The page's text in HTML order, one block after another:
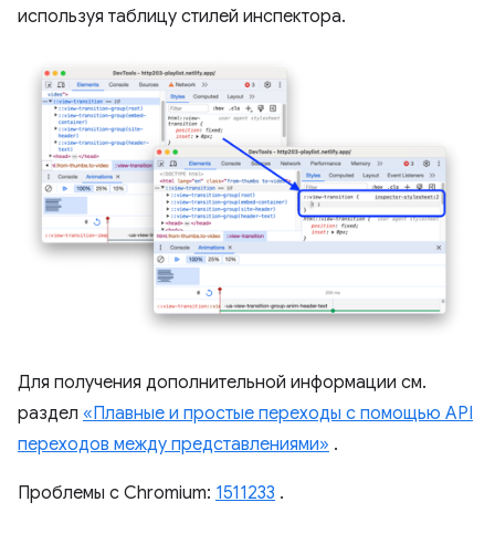
используя таблицу стилей инспектора.
Для получения дополнительной информации см.
раздел «Плавные и простые переходы с помощью API
переходов между представлениями» .
Проблемы с Chromium: 1511233 .